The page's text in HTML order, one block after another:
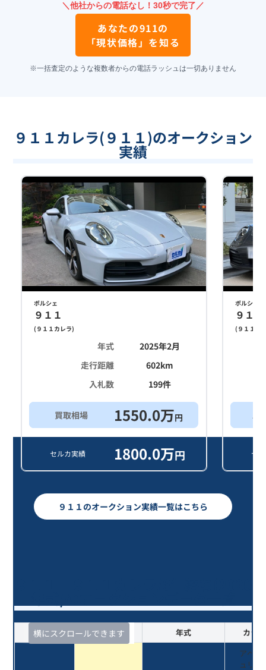
＼他社からの電話なし！30秒で完了／
あなたの911の
「現状価格」を知る
※一括査定のような複数者からの電話ラッシュは一切ありません
９１１カレラ(９１１)のオークション
実績
ポルシェ
９１１
( ９１１カレラ)
年式
2025年2月
走行距離
602km
入札数
199件
買取相場 1550.0万円
セルカ実績 1800.0万円
ポルシェ
９１１
( ９１１カ
ス
セ
９１１のオークション実績一覧はこちら
横にスクロールできます
査定時期 セルカ実績 年式 カラー
アベン
ュリン